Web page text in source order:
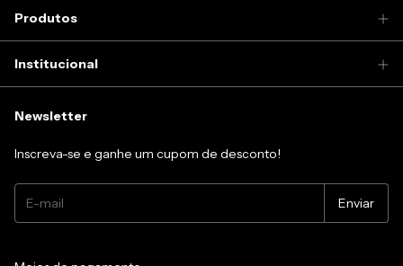
Produtos
Institucional
Newsletter
Inscreva-se e ganhe um cupom de desconto!